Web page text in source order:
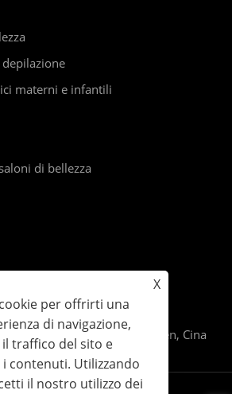
materni e infantili
di bellezza
distretto di Bao'an, Shenzhen, Cina
X
per offrirti una
di navigazione,
il traffico del sito e
contenuti. Utilizzando
il ​​nostro utilizzo dei